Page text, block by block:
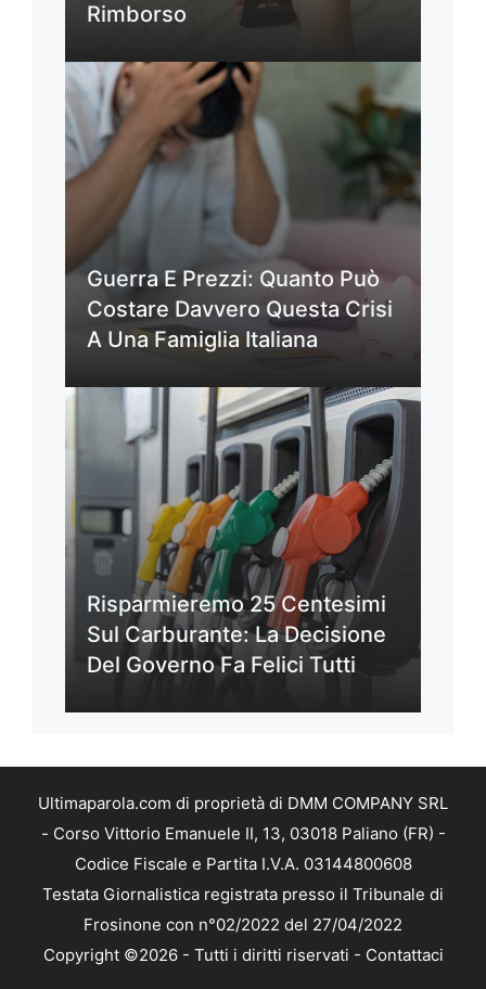
Rimborso
Guerra E Prezzi: Quanto Può
Costare Davvero Questa Crisi
A Una Famiglia Italiana
Risparmieremo 25 Centesimi
Sul Carburante: La Decisione
Del Governo Fa Felici Tutti
Ultimaparola.com di proprietà di DMM COMPANY SRL
- Corso Vittorio Emanuele II, 13, 03018 Paliano (FR) -
Codice Fiscale e Partita I.V.A. 03144800608
Testata Giornalistica registrata presso il Tribunale di
Frosinone con n°02/2022 del 27/04/2022
Copyright ©2026 - Tutti i diritti riservati - Contattaci